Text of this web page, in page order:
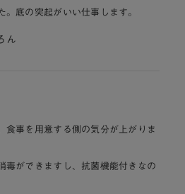
。底の突起がいい仕事します。
ん
食事を用意する側の気分が上がりま
毒ができますし、抗菌機能付きなの